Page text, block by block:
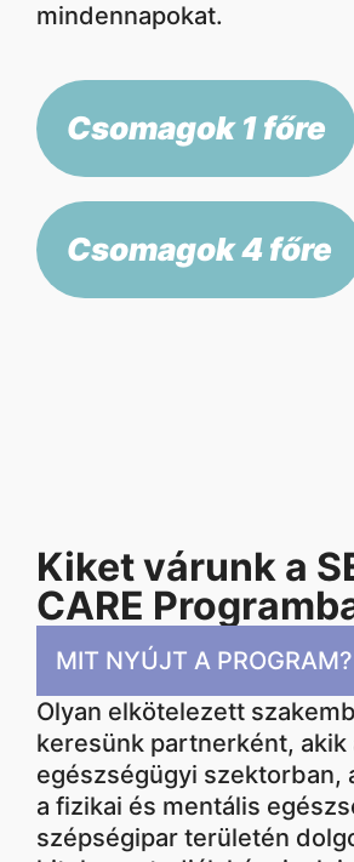
mindennapokat.
Csomagok 1 főre
Csomagok 4 főre
Kiket várunk a
CARE
MIT NYÚJT A PROGRAM?
Olyan elkötelezett
keresünk partnerként, akik
egészségügyi szektorban,
a fizikai és mentális
szépségipar területén